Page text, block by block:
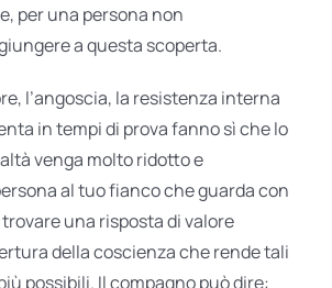
per una persona non
a questa scoperta.
l’angoscia, la resistenza interna
in tempi di prova fanno sì che lo
venga molto ridotto e
al tuo fianco che guarda con
una risposta di valore
della coscienza che rende tali
possibili. Il compagno può dire: